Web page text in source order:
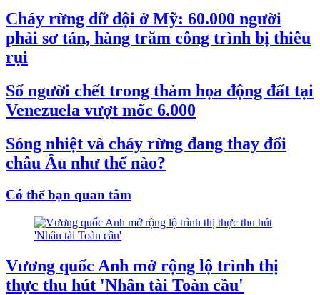
Cháy rừng dữ dội ở Mỹ: 60.000 người
phải sơ tán, hàng trăm công trình bị thiêu
rụi
Số người chết trong thảm họa động đất tại
Venezuela vượt mốc 6.000
Sóng nhiệt và cháy rừng đang thay đổi
châu Âu như thế nào?
Có thể bạn quan tâm
Vương quốc Anh mở rộng lộ trình thị
thực thu hút 'Nhân tài Toàn cầu'